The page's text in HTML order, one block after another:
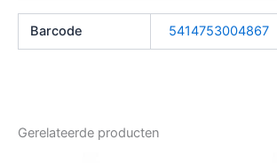
Barcode 5414753004867
Gerelateerde producten